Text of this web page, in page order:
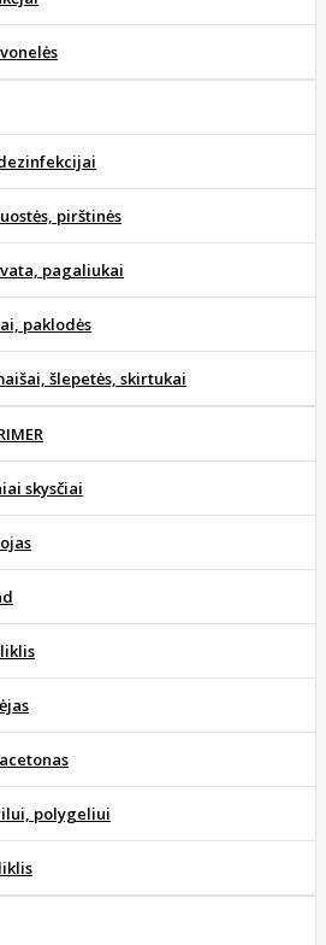
pirštinės
pagaliukai
paklodės
šlepetės, skirtukai
skysčiai
polygeliui